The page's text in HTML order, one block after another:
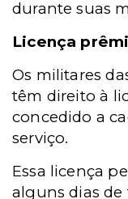
durante suas
Licença
Os militares
têm direito à
concedido a
serviço.
Essa licença
alguns dias de